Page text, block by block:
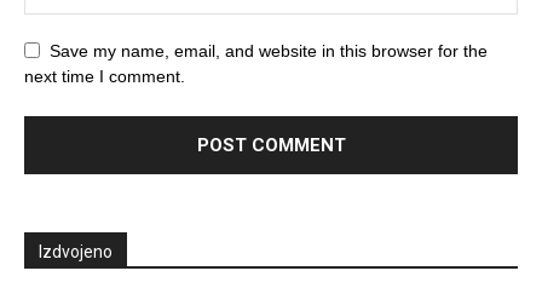
Save my name, email, and website in this browser for the
next time I comment.
Izdvojeno